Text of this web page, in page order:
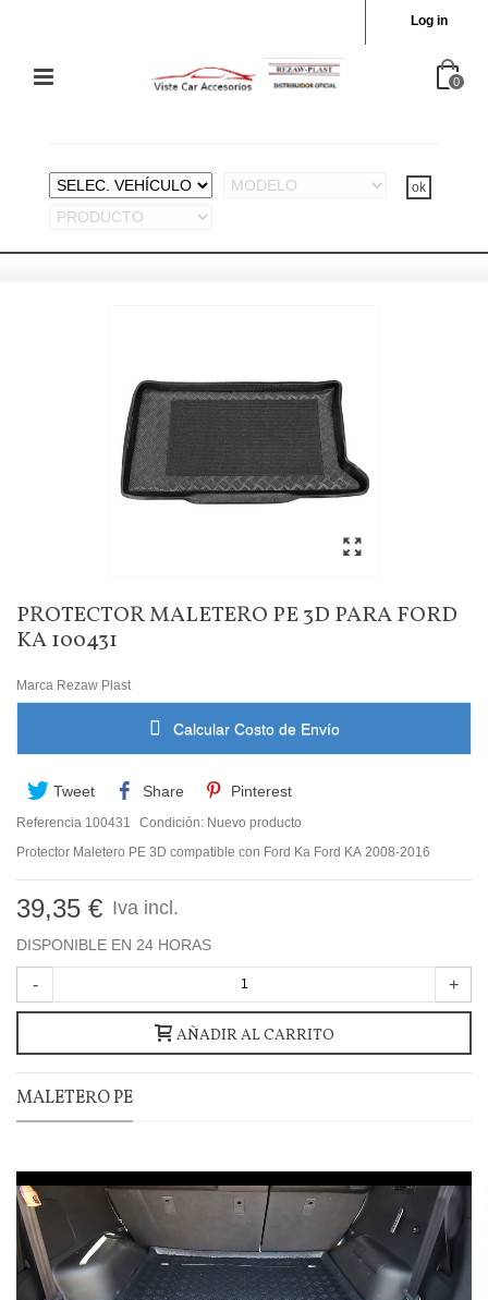
Log in
0
PROTECTOR MALETERO PE 3D PARA FORD
KA 100431
Marca Rezaw Plast
Calcular Costo de Envío
Tweet Share Pinterest
Referencia 100431 Condición: Nuevo producto
Protector Maletero PE 3D compatible con Ford Ka Ford KA 2008-2016
39,35 € Iva incl.
DISPONIBLE EN 24 HORAS
- +
AÑADIR AL CARRITO
MALETERO PE